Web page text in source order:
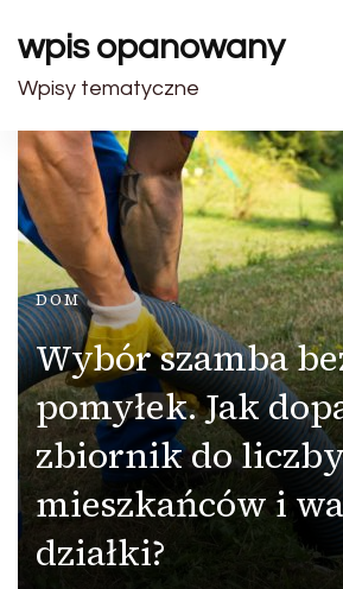
wpis opanowany
Wpisy tematyczne
DOM
Wybór szamba
pomyłek. Jak
zbiornik do
mieszkańców i
działki?